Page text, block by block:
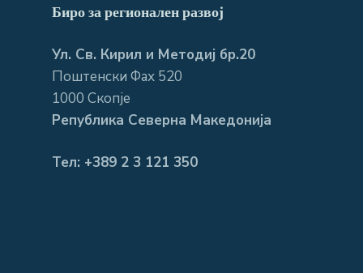
Биро за регионален развој
Ул. Св. Кирил и Методиј бр.20
Поштенски Фах 520
1000 Скопје
Република Северна Македонија
Тел: +389 2 3 121 350